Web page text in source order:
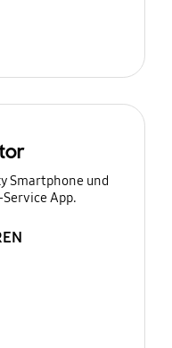
Smartphone und
App.